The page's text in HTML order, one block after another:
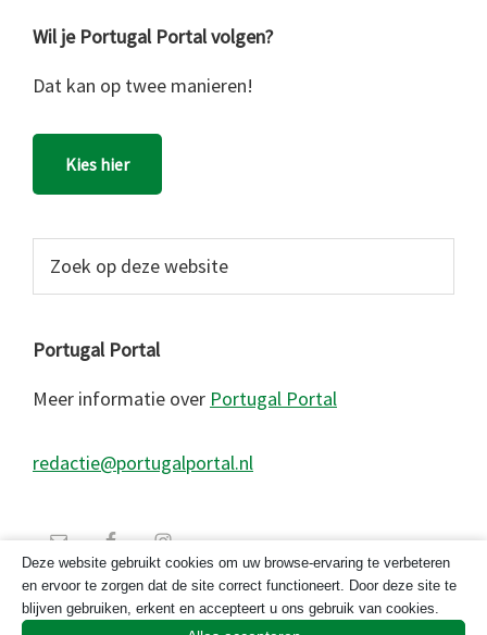
Wil je Portugal Portal volgen?
Dat kan op twee manieren!
Kies hier
website
Portugal Portal
Meer informatie over Portugal Portal
redactie@portugalportal.nl
Deze website gebruikt cookies om uw browse-ervaring te verbeteren
en ervoor te zorgen dat de site correct functioneert. Door deze site te
blijven gebruiken, erkent en accepteert u ons gebruik van cookies.